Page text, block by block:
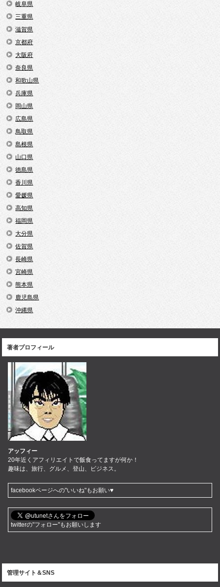
岐阜県
三重県
滋賀県
京都府
大阪府
奈良県
和歌山県
兵庫県
岡山県
広島県
鳥取県
島根県
山口県
徳島県
香川県
愛媛県
高知県
福岡県
大分県
佐賀県
長崎県
宮崎県
熊本県
鹿児島県
沖縄県
著者プロフィール
アッフィー
20年近くアフィリエイトで飯食ってますが何か！
趣味は、旅行、グルメ、登山、ビジネス。
facebookページへの"いいね"もお願い♥
twitterの"フォロー"もお願いします
管理サイト＆SNS